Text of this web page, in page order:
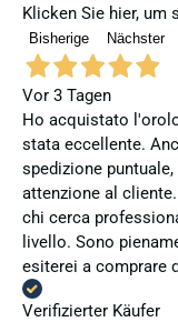
Klicken Sie hier, um
Bisherige Nächster
Vor 3 Tagen
Ho acquistato
stata eccellente.
spedizione
attenzione al
chi cerca
livello. Sono
esiterei a comprare
Verifizierter Käufer